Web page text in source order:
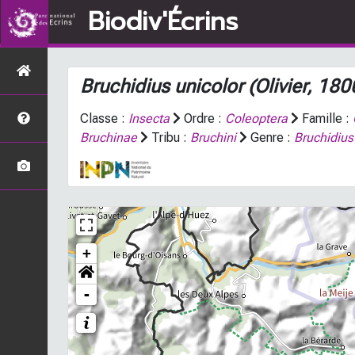
Biodiv'Écrins
Bruchidius unicolor(Olivier,
Classe : Insecta Ordre : Coleoptera Famille :
Bruchinae
Tribu : Bruchini Genre : Bruchidius
+
-